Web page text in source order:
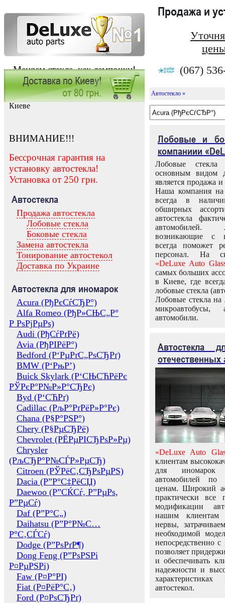
Меняем стекла, как лампочки!
Продажа и
(067)
Заказать установку автостекла в
Киеве
ВНИМАНИЕ!!!
Бессрочная гарантия на
установку автостекла!
Установка от 250 грн.
Автостекла
Продажа автостекла
Лобовые стекла
Боковые стекла
Замена автостекла
Тонирование автостекол
Доставка по Украине
Автостекла для иномарок
Acura (РђРєСѓСЂР°)
Alfa Romeo (РђР»СЊС„Р°
Р РѕРјРµРѕ)
Audi (РђСѓРґРё)
Avia (РђРІРёР°)
Bedford (Р‘РµРґС„РѕСЂРґ)
BMW (Р‘РњР’)
Buick Skylark (Р‘СЊСЋРёРє
РЎРєР°Р№Р»Р°СЂРє)
Byd (Р‘СЋРґ)
Cadillac (РљР°РґРёР»Р°Рє)
Chana (Р§Р°РЅР°)
Chery (Р§РµСЂРё)
Chevrolet (РЁРµРІСЂРѕР»Рµ)
Chrysler
(РљСЂР°Р№СЃР»РµСЂ)
Citroen (РЎРёС‚СЂРѕРµРЅ)
Dacia (Р”Р°С‡РёСЏ)
Daewoo (Р”СЌСѓ, Р”РµРѕ,
Р”РµСѓ)
Daf (Р”Р°С„)
Daihatsu (Р”Р°Р№С…
Р°С‚СЃСѓ)
Dodge (Р”РѕРґР¶)
Dong Feng (Р”РѕРЅРі
Р¤РµРЅРі)
Faw (Р¤Р°РІ)
Fiat (Р¤РёР°С‚)
Ford (Р¤РѕСЂРґ)
Автостекло »
Лобовые и
компаниии
Лобовые
основным видом
является продажа и
Наша компания на
всегда в
обширных
автостекла
возникающие с
всегда поможет
персонал. На
«DeLuxe Auto
самых больших
в Киеве, где
лобовые стекла
Лобовые стекла на
микроавтобусы,
автомобили.
Автостекла
отечественных
«DeLuxe Auto
клиентам
для иномарок
автомобилей
ценам. Широкий
практически все
модификации
нашим клиентам
нервы,
необходимой
непосредственно
позволяет
и обеспечивать
надежности и
автостекол.